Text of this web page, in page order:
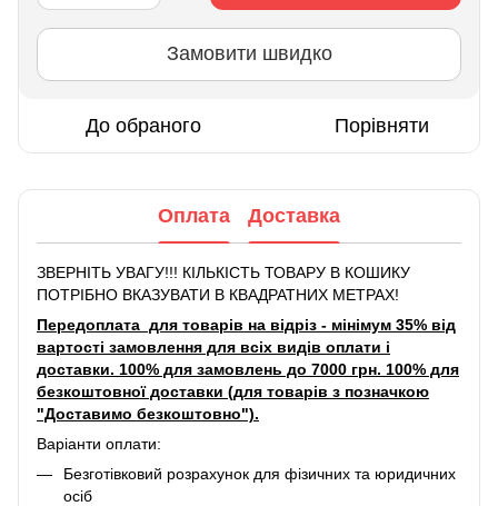
Замовити швидко
До обраного Порівняти
Оплата Доставка
ЗВЕРНІТЬ УВАГУ!!! КІЛЬКІСТЬ ТОВАРУ В КОШИКУ
ПОТРІБНО ВКАЗУВАТИ В КВАДРАТНИХ МЕТРАХ!
Передоплата для товарів на відріз - мінімум 35% від
вартості замовлення для всіх видів оплати і
доставки. 100% для замовлень до 7000 грн. 100% для
безкоштовної доставки (для товарів з позначкою
"Доставимо безкоштовно").
Варіанти оплати:
Безготівковий розрахунок для фізичних та юридичних
осіб